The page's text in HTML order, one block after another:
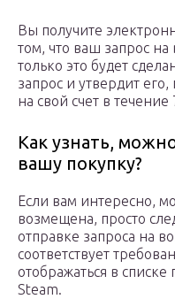
Вы получите
том, что ваш запрос на
только это будет
запрос и утвердит
на свой счет в течение
Как узнать,
вашу покупку?
Если вам интересно,
возмещена, просто
отправке запроса на
соответствует
отображаться в
Steam.